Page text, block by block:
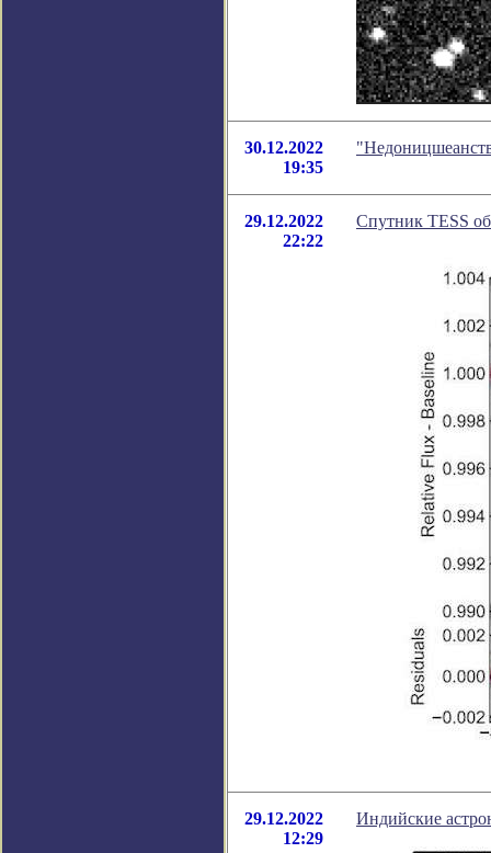
30.12.2022
19:35
29.12.2022
22:22
Спутник TESS
29.12.2022
12:29
Индийские